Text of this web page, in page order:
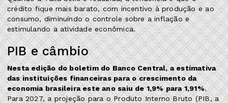
crédito fique mais barato, com incentivo à produção e ao
consumo, diminuindo o controle sobre a inflação e
estimulando a atividade econômica.
PIB e câmbio
Nesta edição do boletim do Banco Central, a estimativa
das instituições financeiras para o crescimento da
economia brasileira este ano saiu de 1,9% para 1,91%.
Para 2027, a projeção para o Produto Interno Bruto (PIB, a